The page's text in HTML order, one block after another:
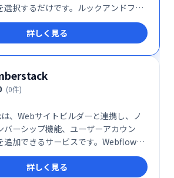
選択するだけです。ルックアンドフィ
御しながら、コース、ビデオチュート
ディレクトリなど、好きなもののメ
作成します。
詳しく見る
(0件)
、Webサイトビルダーと連携し、ノ
バーシップ機能、ユーザーアカウン
追加できるサービスです。Webflowと
簡単に設定でき、無料プランでテスト
て料金プランを選択でき、最小プラ
詳しく見る